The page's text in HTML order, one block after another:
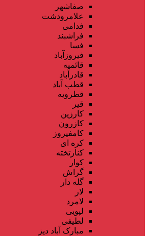
صفاشهر
علامرودشت
فدامی
فراشبند
فسا
فیروزآباد
قائمیه
قادرآباد
قطب آباد
قطرویه
قیر
کارزین
کازرون
کامفیروز
کره ای
کنارتخته
کوار
گراش
گله دار
لار
لامرد
لپویی
لطیفی
مبارک آباد دیز